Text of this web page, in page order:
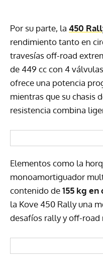
Por su parte, la 450
rendimiento tanto en
travesías off-road
de 449 cc con 4
ofrece una potencia
mientras que su chasis
resistencia combina
Elementos como la
monoamortiguador
contenido de155 kg en
la Kove 450 Rally una
desafíos rally y off-road